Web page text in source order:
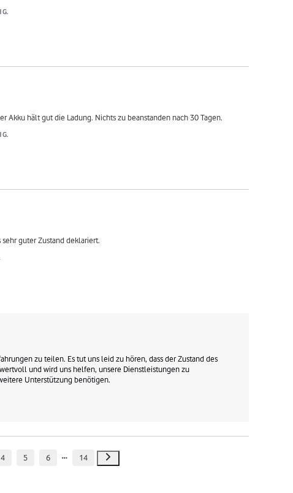
G.
Akku hält gut die Ladung. Nichts zu beanstanden nach 30 Tagen.
G.
guter Zustand deklariert.
zu teilen. Es tut uns leid zu hören, dass der Zustand des
und wird uns helfen, unsere Dienstleistungen zu
Unterstützung benötigen.
4 5 6 14